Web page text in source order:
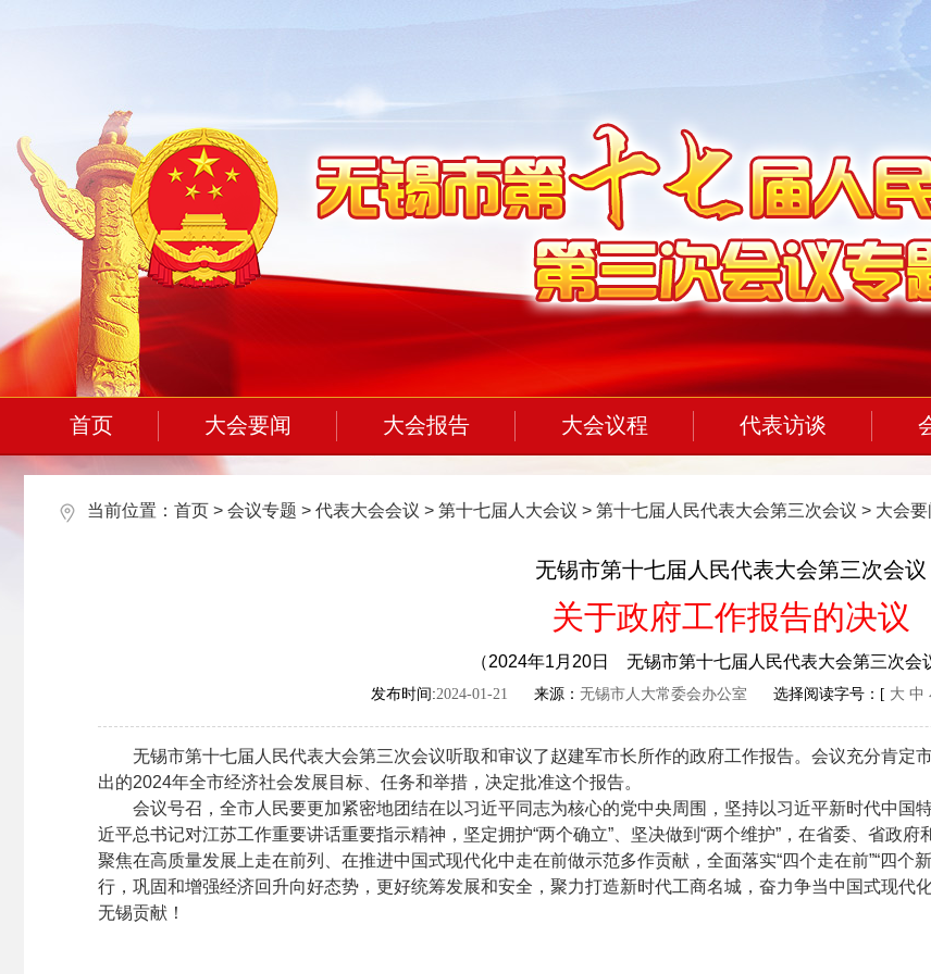
首页 大会要闻 大会报告 大会议程 代表访谈
当前位置： 首页 > 会议专题 > 代表大会会议 > 第十七届人大会议 > 第十七届人民代表大会第三次会议 > 大会要
无锡市第十七届人民代表大会第三次会议
关于政府工作报告的决议
（2024年1月20日 无锡市第十七届人民代表大会第三次会
发布时间:2024-01-21 来源： 无锡市人大常委会办公室 选择阅读字号：[ 大 中
无锡市第十七届人民代表大会第三次会议听取和审议了赵建军市长所作的政府工作报告。会议充分肯定
出的2024年全市经济社会发展目标、任务和举措，决定批准这个报告。
会议号召，全市人民要更加紧密地团结在以习近平同志为核心的党中央周围，坚持以习近平新时代中国
近平总书记对江苏工作重要讲话重要指示精神，坚定拥护“两个确立”、坚决做到“两个维护”，在省委、省政
聚焦在高质量发展上走在前列、在推进中国式现代化中走在前做示范多作贡献，全面落实“四个走在前”“四个
行，巩固和增强经济回升向好态势，更好统筹发展和安全，聚力打造新时代工商名城，奋力争当中国式现代
无锡贡献！